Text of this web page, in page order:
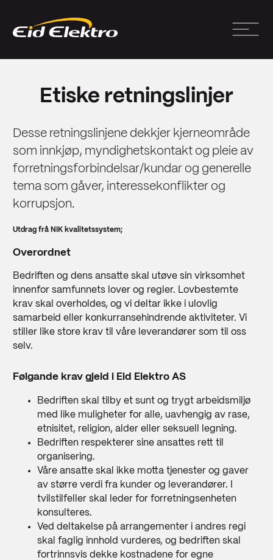
Etiske retningslinjer
Desse retningslinjene dekkjer kjerneområde
som innkjøp, myndighetskontakt og pleie av
forretningsforbindelsar/kundar og generelle
tema som gåver, interessekonflikter og
korrupsjon.
Utdrag frå NIK kvalitetssystem;
Overordnet
Bedriften og dens ansatte skal utøve sin virksomhet
innenfor samfunnets lover og regler. Lovbestemte
krav skal overholdes, og vi deltar ikke i ulovlig
samarbeid eller konkurransehindrende aktiviteter. Vi
stiller like store krav til våre leverandører som til oss
selv.
Følgande krav gjeld i Eid Elektro AS
Bedriften skal tilby et sunt og trygt arbeidsmiljø
med like muligheter for alle, uavhengig av rase,
etnisitet, religion, alder eller seksuell legning.
Bedriften respekterer sine ansattes rett til
organisering.
Våre ansatte skal ikke motta tjenester og gaver
av større verdi fra kunder og leverandører. I
tvilstilfeller skal leder for forretningsenheten
konsulteres.
Ved deltakelse på arrangementer i andres regi
skal faglig innhold vurderes, og bedriften skal
fortrinnsvis dekke kostnadene for egne